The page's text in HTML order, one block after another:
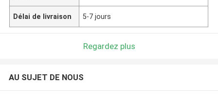
Délai de livraison 5-7 jours
Regardez plus
AU SUJET DE NOUS